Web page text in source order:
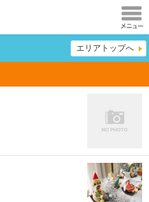
メニュ
ー
エリアトップへ